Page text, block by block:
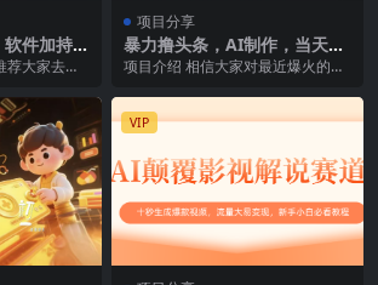
件加持，
白无脑矩
荐大家去做
...
项目分享
暴力撸头条，AI制作，当天就
可以起号。第二天就有收益，
项目介绍 相信大家对最近爆火的今
许多人都拿到了结果...
VIP